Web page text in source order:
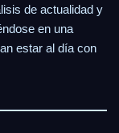
de actualidad y
en una
estar al día con